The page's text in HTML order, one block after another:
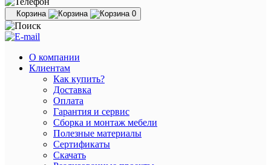
Корзина 0
О компании
Клиентам
Как купить?
Доставка
Оплата
Гарантия и сервис
Сборка и монтаж мебели
Полезные материалы
Сертификаты
Скачать